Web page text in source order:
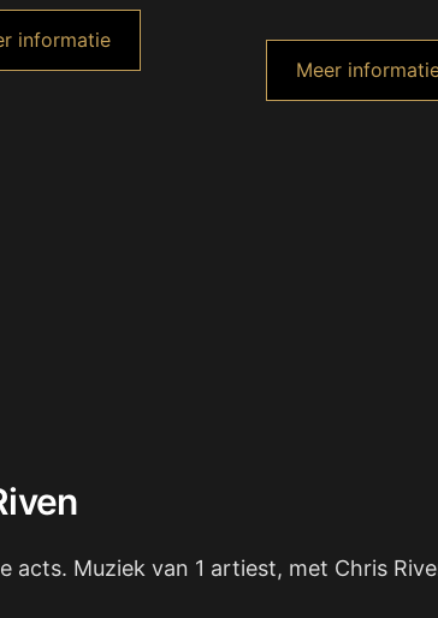
informatie
Meer
acts. Muziek van 1 artiest, met Chris